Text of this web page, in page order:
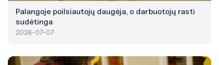
Palangoje poilsiautojų daugėja, o darbuotojų rasti
sudėtinga
2026-07-07